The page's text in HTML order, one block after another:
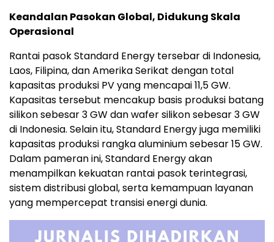
Keandalan Pasokan Global, Didukung Skala
Operasional
Rantai pasok Standard Energy tersebar di Indonesia,
Laos, Filipina, dan Amerika Serikat dengan total
kapasitas produksi PV yang mencapai 11,5 GW.
Kapasitas tersebut mencakup basis produksi batang
silikon sebesar 3 GW dan wafer silikon sebesar 3 GW
di Indonesia. Selain itu, Standard Energy juga memiliki
kapasitas produksi rangka aluminium sebesar 15 GW.
Dalam pameran ini, Standard Energy akan
menampilkan kekuatan rantai pasok terintegrasi,
sistem distribusi global, serta kemampuan layanan
yang mempercepat transisi energi dunia.